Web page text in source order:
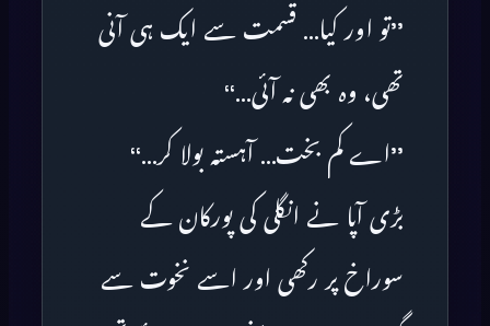
’’تو اور کیا… قسمت سے ایک ہی آنی
تھی، وہ بھی نہ آئی…‘‘
’’اے کم بخت… آہستہ بولا کر…‘‘
بڑی آپا نے انگلی کی پورکان کے
سوراخ پر رکھی اور اسے نخوت سے